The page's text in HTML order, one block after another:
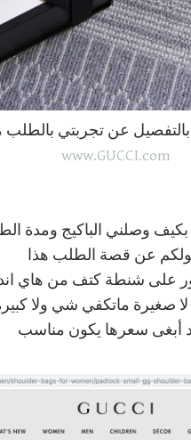
بالتفصيل عن تجربتي
www.GUCCI.com
بكيف وصلني الباكيج ومدة
عن قصة الطلب هذا
على شنطة كتف من هاي اند
صغيرة ماتكفي شي ولا
أبغى سعرها يكون مناسب